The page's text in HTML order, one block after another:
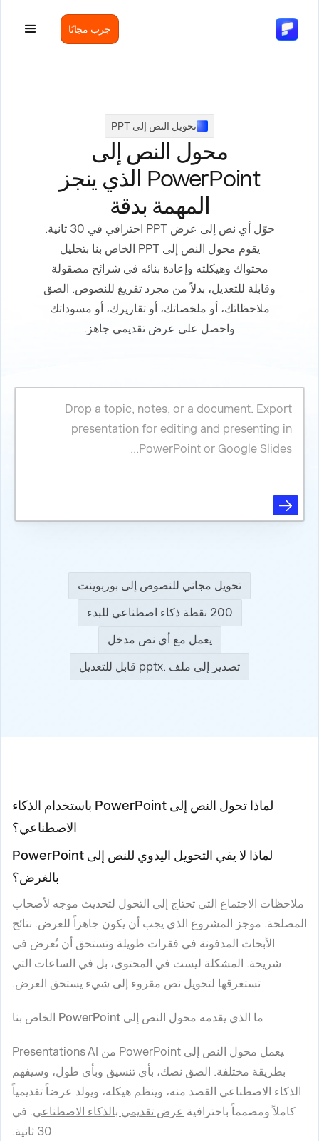
جرب مجانًا
تحويل النص إلى PPT
محول النص إلى
PowerPoint الذي ينجز
المهمة بدقة
حوّل أي نص إلى عرض PPT احترافي في 30 ثانية.
يقوم محول النص إلى PPT الخاص بنا بتحليل
محتواك وهيكلته وإعادة بنائه في شرائح مصقولة
وقابلة للتعديل، بدلاً من مجرد تفريغ للنصوص. الصق
ملاحظاتك، أو ملخصاتك، أو تقاريرك، أو مسوداتك
واحصل على عرض تقديمي جاهز.
تحويل مجاني للنصوص إلى بوربوينت
200 نقطة ذكاء اصطناعي للبدء
يعمل مع أي نص مدخل
تصدير إلى ملف .pptx قابل للتعديل
لماذا تحول النص إلى PowerPoint باستخدام الذكاء
الاصطناعي؟
لماذا لا يفي التحويل اليدوي للنص إلى PowerPoint
بالغرض؟
ملاحظات الاجتماع التي تحتاج إلى التحول لتحديث موجه لأصحاب
المصلحة. موجز المشروع الذي يجب أن يكون جاهزاً للعرض. نتائج
الأبحاث المدفونة في فقرات طويلة وتستحق أن تُعرض في
شريحة. المشكلة ليست في المحتوى، بل في الساعات التي
تستغرقها لتحويل نص مقروء إلى شيء يستحق العرض.
ما الذي يقدمه محول النص إلى PowerPoint الخاص بنا
يعمل محول النص إلى PowerPoint من Presentations AI
بطريقة مختلفة. الصق نصك، بأي تنسيق وبأي طول، وسيفهم
الذكاء الاصطناعي القصد منه، وينظم هيكله، ويولد عرضاً تقديمياً
كاملاً ومصمماً باحترافية عرض تقديمي بالذكاء الاصطناعي. في
30 ثانية.